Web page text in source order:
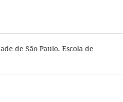
de São Paulo. Escola de